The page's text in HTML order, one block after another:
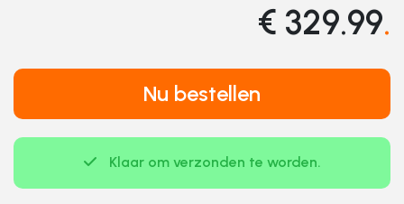
€ 329.99.
Nu bestellen
Klaar om verzonden te worden.